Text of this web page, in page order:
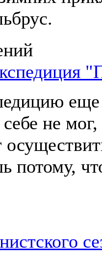
не
потому,